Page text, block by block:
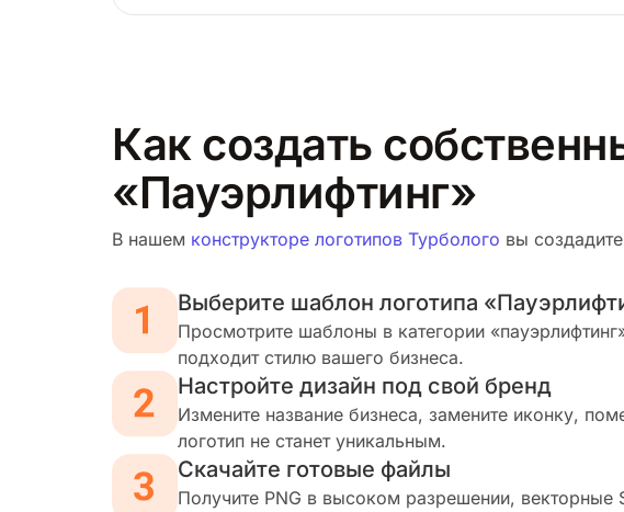
Как создать
«Пауэрлифтинг»
В нашем конструкторе логотипов Турболого вы
Выберите шаблон логотипа
Просмотрите шаблоны в категории
подходит стилю вашего бизнеса.
Настройте дизайн под свой бренд
Измените название бизнеса, замените иконку,
логотип не станет уникальным.
Скачайте готовые файлы
Получите PNG в высоком разрешении, векторные